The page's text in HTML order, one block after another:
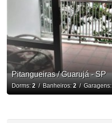
Pitangueiras / Guarujá - SP
Dorms: 2/ Banheiros: 2/ Garagens: